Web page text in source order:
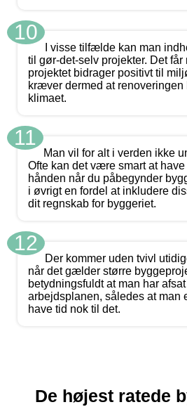
10
I visse tilfælde kan man
til gør-det-selv projekter. Det
projektet bidrager positivt til
kræver dermed at renoveringen
klimaet.
11
Man vil for alt i verden ikke
Ofte kan det være smart at
hånden når du påbegynder
i øvrigt en fordel at inkludere
dit regnskab for byggeriet.
12
Der kommer uden tvivl
når det gælder større
betydningsfuldt at man har
arbejdsplanen, således at man
have tid nok til det.
De højest ratede